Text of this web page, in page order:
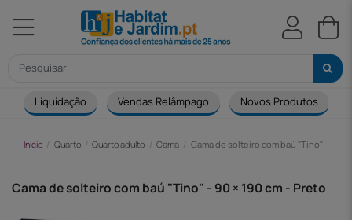
Liquidação Vendas Relâmpago Novos Produtos
Início Quarto Quarto adulto Cama Cama de solteiro com baú "Tino" - 90 ×
Cama de solteiro com baú "Tino" - 90 × 190 cm - Preto